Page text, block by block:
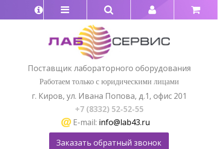
Поставщик лабораторного оборудования
Работаем только с юридическими лицами
г. Киров, ул. Ивана Попова, д.1, офис 201
+7 (8332) 52-52-55
E-mail: info@lab43.ru
Заказать обратный звонок